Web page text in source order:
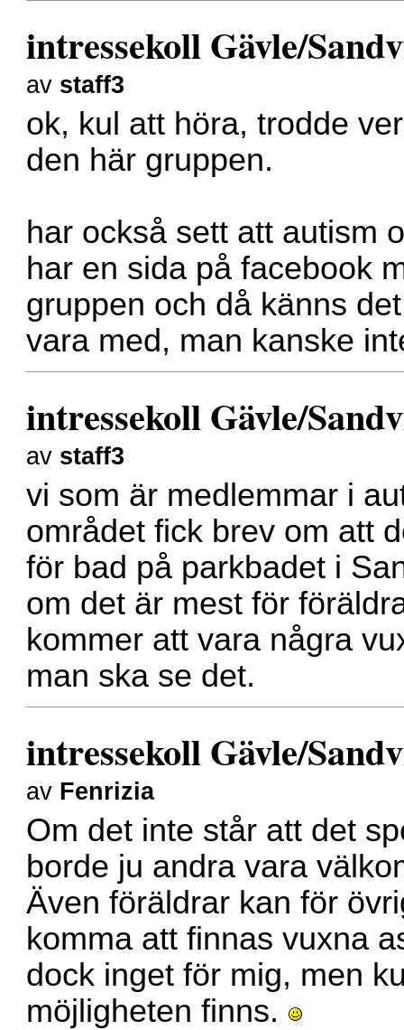
intressekoll Gävle/
av staff3
ok, kul att höra, trodde
den här gruppen.
har också sett att autism
har en sida på facebook
gruppen och då känns
vara med, man kanske
intressekoll Gävle/
av staff3
vi som är medlemmar i
området fick brev om att
för bad på parkbadet i
om det är mest för
kommer att vara några
man ska se det.
intressekoll Gävle/
av Fenrizia
Om det inte står att det
borde ju andra vara
Även föräldrar kan för
komma att finnas vuxna
dock inget för mig, men
möjligheten finns.